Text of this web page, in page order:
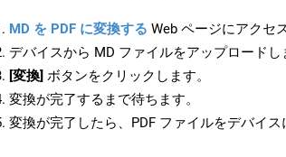
MD を PDF に変換する Web ページにアクセ
デバイスから MD ファイルをアップロードし
[変換] ボタンをクリックします。
変換が完了するまで待ちます。
変換が完了したら、PDF ファイルをデバイス